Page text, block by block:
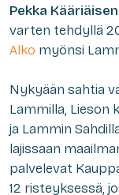
Pekka Kääriäisen
varten tehdyllä
Alko myönsi
Nykyään sahtia
Lammilla, Lieson
ja Lammin
lajissaan
palvelevat
12 risteyksessä,